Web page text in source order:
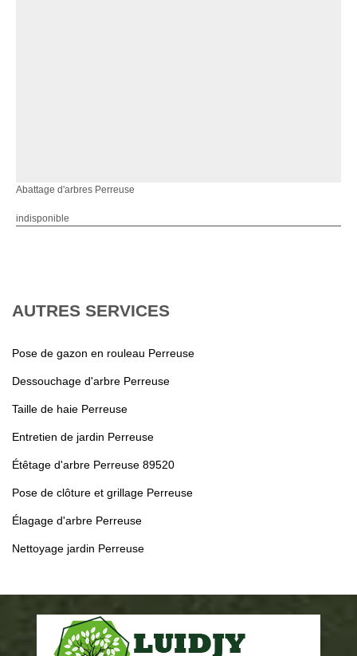
Abattage d'arbres Perreuse
indisponible
AUTRES SERVICES
Pose de gazon en rouleau Perreuse
Dessouchage d'arbre Perreuse
Taille de haie Perreuse
Entretien de jardin Perreuse
Étêtage d'arbre Perreuse 89520
Pose de clôture et grillage Perreuse
Élagage d'arbre Perreuse
Nettoyage jardin Perreuse